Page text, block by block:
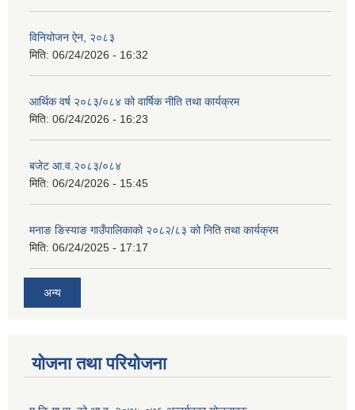
विनियोजन ऐन, २०८३
मिति: 06/24/2026 - 16:32
आर्थिक वर्ष २०८३/०८४ को वार्षिक नीति तथा कार्यक्रम
मिति: 06/24/2026 - 16:23
बजेट आ.व.२०८३/०८४
मिति: 06/24/2026 - 15:45
मनाङ ङिस्याङ गाउँपालिकाको २०८२/८३ को निति तथा कार्यक्रम
मिति: 06/24/2025 - 17:17
अन्य
योजना तथा परियोजना